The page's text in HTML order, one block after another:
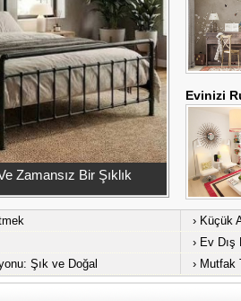
Zamansız Bir Şıklık
Evinizi
› Küçük
› Ev Dış
Şık ve Doğal › Mutfak